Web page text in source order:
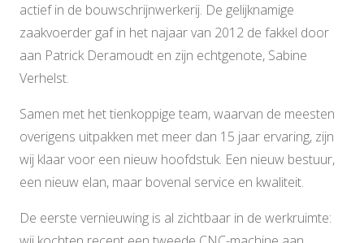
actief in de bouwschrijnwerkerij. De gelijknamige
zaakvoerder gaf in het najaar van 2012 de fakkel door
aan Patrick Deramoudt en zijn echtgenote, Sabine
Verhelst.
Samen met het tienkoppige team, waarvan de meesten
overigens uitpakken met meer dan 15 jaar ervaring, zijn
wij klaar voor een nieuw hoofdstuk. Een nieuw bestuur,
een nieuw elan, maar bovenal service en kwaliteit.
De eerste vernieuwing is al zichtbaar in de werkruimte: